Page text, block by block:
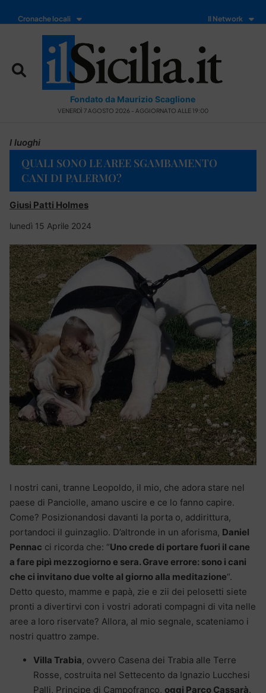
Cronache locali Il Network
Fondato da Maurizio Scaglione
VENERDÌ 7 AGOSTO 2026 - AGGIORNATO ALLE 19:00
I luoghi
QUALI SONO LE AREE SGAMBAMENTO
CANI DI PALERMO?
Giusi Patti Holmes
lunedì 15 Aprile 2024
I nostri cani, tranne Leopoldo, il mio, che adora stare nel
paese di Panciolle, amano uscire e ce lo fanno capire.
Come? Posizionandosi davanti la porta o, addirittura,
portandoci il guinzaglio. D’altronde in un aforisma, Daniel
Pennac ci ricorda che: “Uno crede di portare fuori il cane
a fare pipì mezzogiorno e sera. Grave errore: sono i cani
che ci invitano due volte al giorno alla meditazione“.
Detto questo, mamme e papà, zie e zii dei pelosetti siete
pronti a divertirvi con i vostri adorati compagni di vita nelle
aree a loro riservate? Allora, al mio segnale, scateniamo i
nostri quattro zampe.
Villa Trabia, ovvero Casena dei Trabia alle Terre
Rosse, costruita nel Settecento da Ignazio Lucchesi
Palli, Principe di Campofranco, oggi Parco Cassarà.